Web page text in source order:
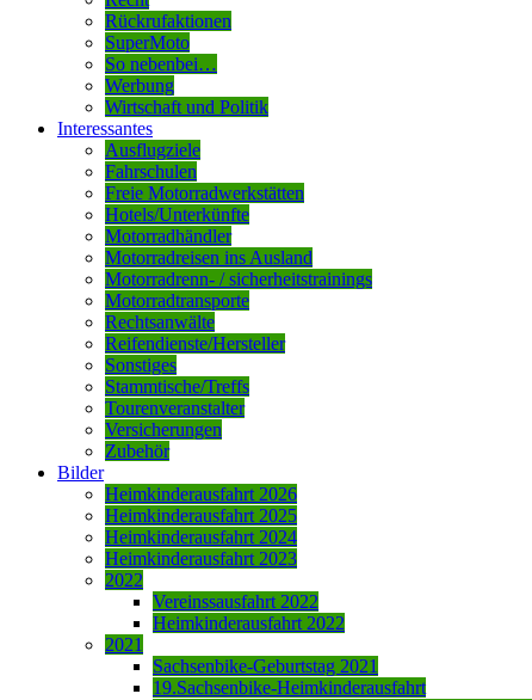
Rückrufaktionen
SuperMoto
So nebenbei…
Werbung
Wirtschaft und Politik
Interessantes
Ausflugziele
Fahrschulen
Freie Motorradwerkstätten
Hotels/Unterkünfte
Motorradhändler
Motorradreisen ins Ausland
Motorradrenn- / sicherheitstrainings
Motorradtransporte
Rechtsanwälte
Reifendienste/Hersteller
Sonstiges
Stammtische/Treffs
Tourenveranstalter
Versicherungen
Zubehör
Bilder
Heimkinderausfahrt 2026
Heimkinderausfahrt 2025
Heimkinderausfahrt 2024
Heimkinderausfahrt 2023
2022
Vereinssausfahrt 2022
Heimkinderausfahrt 2022
2021
Sachsenbike-Geburtstag 2021
19.Sachsenbike-Heimkinderausfahrt